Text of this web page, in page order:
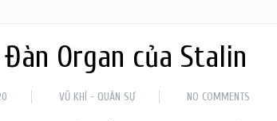
Organ của Stalin
VŨ KHÍ - QUÂN SỰ NO COMMENTS